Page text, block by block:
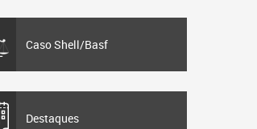
Caso Shell/Basf
Destaques